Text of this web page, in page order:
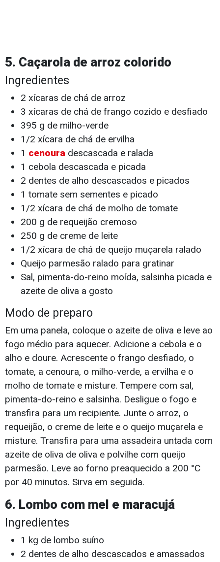
5. Caçarola de arroz colorido
Ingredientes
2 xícaras de chá de arroz
3 xícaras de chá de frango cozido e desfiado
395 g de milho-verde
1/2 xícara de chá de ervilha
1 cenoura descascada e ralada
1 cebola descascada e picada
2 dentes de alho descascados e picados
1 tomate sem sementes e picado
1/2 xícara de chá de molho de tomate
200 g de requeijão cremoso
250 g de creme de leite
1/2 xícara de chá de queijo muçarela ralado
Queijo parmesão ralado para gratinar
Sal, pimenta-do-reino moída, salsinha picada e
azeite de oliva a gosto
Modo de preparo
Em uma panela, coloque o azeite de oliva e leve ao
fogo médio para aquecer. Adicione a cebola e o
alho e doure. Acrescente o frango desfiado, o
tomate, a cenoura, o milho-verde, a ervilha e o
molho de tomate e misture. Tempere com sal,
pimenta-do-reino e salsinha. Desligue o fogo e
transfira para um recipiente. Junte o arroz, o
requeijão, o creme de leite e o queijo muçarela e
misture. Transfira para uma assadeira untada com
azeite de oliva de oliva e polvilhe com queijo
parmesão. Leve ao forno preaquecido a 200 °C
por 40 minutos. Sirva em seguida.
6. Lombo com mel e maracujá
Ingredientes
1 kg de lombo suíno
2 dentes de alho descascados e amassados